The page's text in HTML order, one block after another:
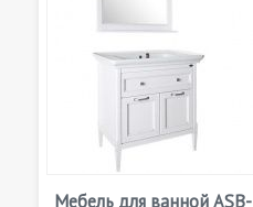
Мебель для ванной ASB-